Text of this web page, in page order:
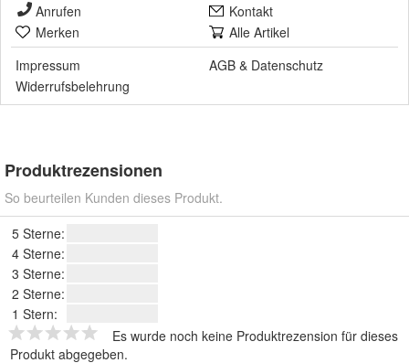
Anrufen
Kontakt
Merken
Alle Artikel
Impressum
AGB & Datenschutz
Widerrufsbelehrung
Produktrezensionen
So beurteilen Kunden dieses Produkt.
5 Sterne:
4 Sterne:
3 Sterne:
2 Sterne:
1 Stern:
Es wurde noch keine Produktrezension für dieses
Produkt abgegeben.